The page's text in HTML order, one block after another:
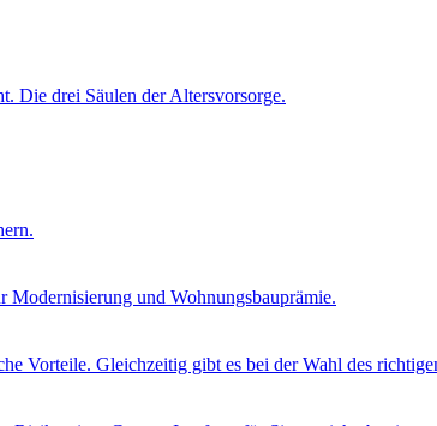
Die drei Säulen der Altersvorsorge.
Modernisierung und Wohnungsbauprämie.
Vorteile. Gleichzeitig gibt es bei der Wahl des